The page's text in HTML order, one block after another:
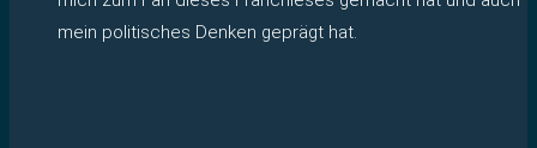
mein politisches Denken geprägt hat.